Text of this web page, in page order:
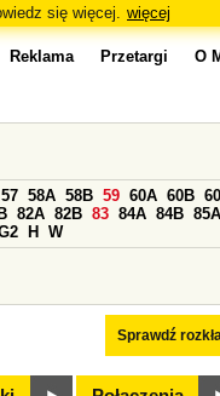
się więcej. więcej
Reklama Przetargi O
Sprawdź
57 58A 58B 59 60A 60B
82A 82B 83 84A 84B 85A
H W